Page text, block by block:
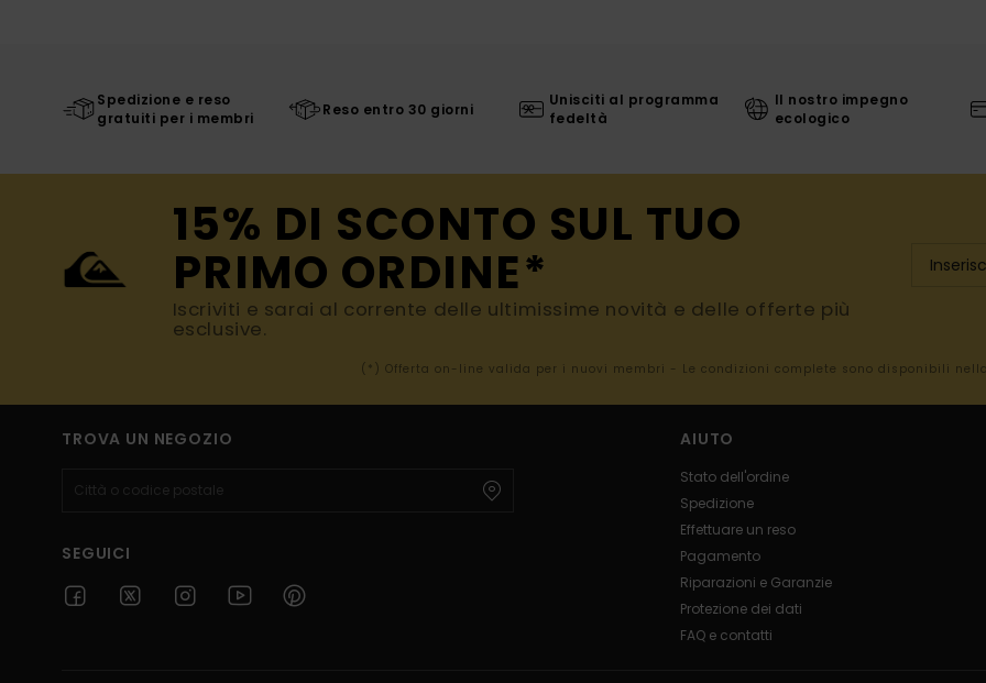
Spedizione e reso
gratuiti per i membri
Reso entro 30 giorni
Unisciti al programma
fedeltà
Il nostro impegno
ecologico
15% DI SCONTO SUL TUO
PRIMO ORDINE*
Iscriviti e sarai al corrente delle ultimissime novità e delle offerte più
esclusive.
(*) Offerta on-line valida per i nuovi membri - Le condizioni complete sono disponibili
TROVA UN NEGOZIO
SEGUICI
AIUTO
Stato dell'ordine
Spedizione
Effettuare un reso
Pagamento
Riparazioni e Garanzie
Protezione dei dati
FAQ e contatti